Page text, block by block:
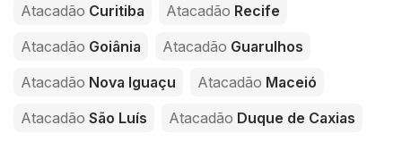
Atacadão Curitiba Atacadão Recife
Atacadão Goiânia Atacadão Guarulhos
Atacadão Nova Iguaçu Atacadão Maceió
Atacadão São Luís Atacadão Duque de Caxias